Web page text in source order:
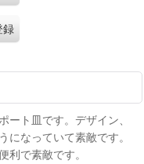
録
ート皿です。デザイン、
になっていて素敵です。
利で素敵です。